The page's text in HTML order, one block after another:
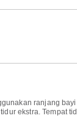
ranjang
ekstra. Tempat